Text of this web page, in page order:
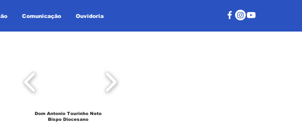
Comunicação Ouvidoria
Dom Antonio Tourinho Neto
Bispo Diocesano